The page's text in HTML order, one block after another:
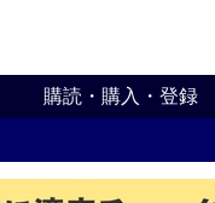
購読・購入・登録